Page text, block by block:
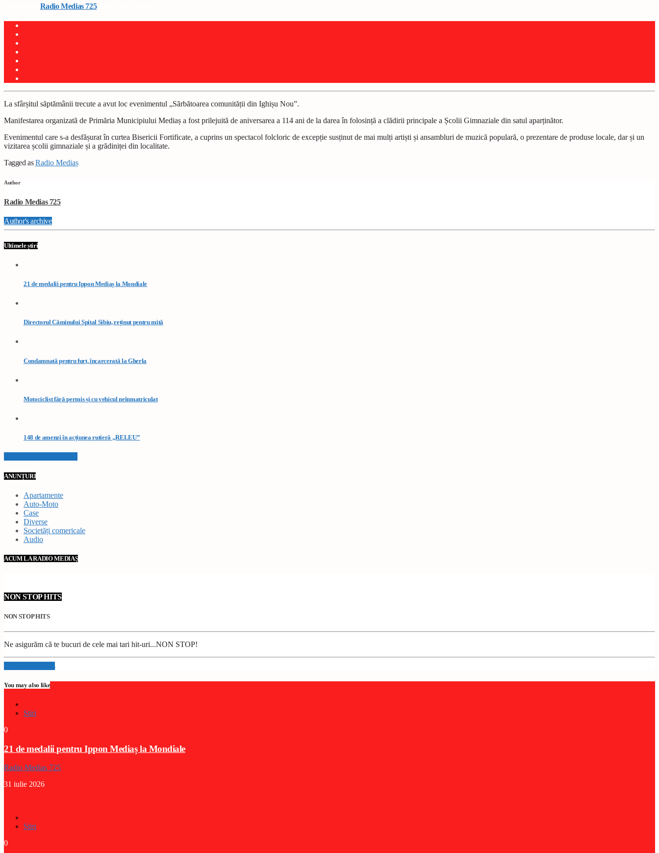
Radio Medias 725on 15 iunie 2026
La sfârșitul săptămânii trecute a avut loc evenimentul „Sărbătoarea comunității din Ighișu Nou”.
Manifestarea organizată de Primăria Municipiului Mediaș a fost prilejuită de aniversarea a 114 ani de la darea în folosință a clădirii principale a Școlii Gimnaziale din satul aparținător.
Evenimentul care s-a desfășurat în curtea Bisericii Fortificate, a cuprins un spectacol folcloric de excepție susținut de mai mulți artiști și ansambluri de muzică populară, o prezentare de produse locale, dar și un
vizitarea școlii gimnaziale și a grădiniței din localitate.
Tagged asRadio Mediaș
Author
Radio Medias 725
Author's archive
Ultimele știri
21 de medalii pentru Ippon Mediaș la Mondiale
Directorul Căminului Spital Sibiu, reținut pentru mită
Condamnată pentru furt, încarcerată la Gherla
Motociclist fără permis și cu vehicul neînmatriculat
148 de amenzi în acțiunea rutieră „RELEU”
ANUNȚURI
Apartamente
Auto-Moto
Case
Diverse
Societăți comericale
Audio
ACUM LA RADIO MEDIAȘ
NON STOP HITS
NON STOP HITS
Ne asigurăm că te bucuri de cele mai tari hit-uri...NON STOP!
Info and episodes
You may also like
Stiri
0
21 de medalii pentru Ippon Mediaș la Mondiale
Radio Medias 725
31 iulie 2026
Stiri
0